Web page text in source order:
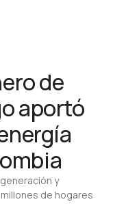
de
aportó
y
de hogares